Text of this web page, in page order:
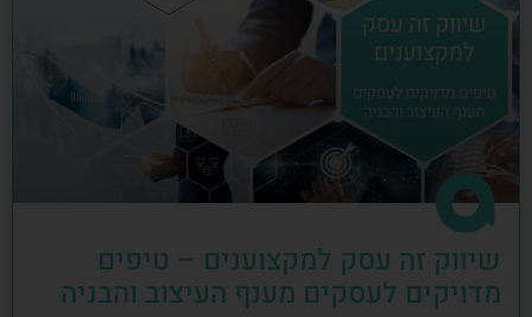
שיווק זה עסק למקצוענים – טיפים
מדויקים לעסקים מענף העיצוב והבניה